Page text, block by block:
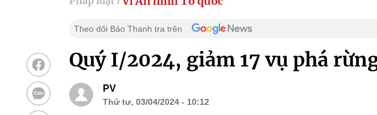
Theo dõi Báo Thanh tra trên
Quý I/2024, giảm 17 vụ phá
PV
Thứ tư, 03/04/2024 - 10:12